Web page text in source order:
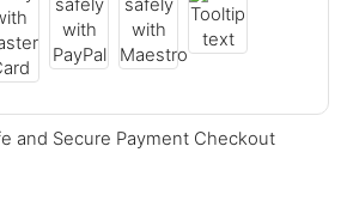
and Secure Payment Checkout